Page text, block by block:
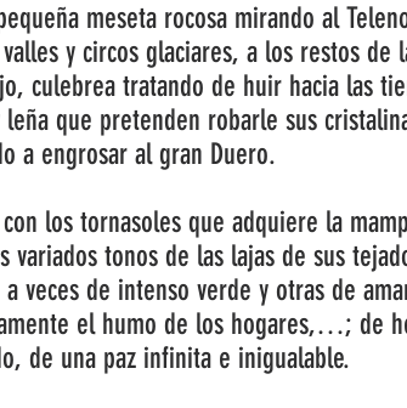
meseta rocosa mirando al
y circos glaciares, a los restos de
culebrea tratando de huir hacia las
que pretenden robarle sus
a engrosar al gran Duero.
los tornasoles que adquiere la
tonos de las lajas de sus
veces de intenso verde y otras de
el humo de los hogares,…; de
de una paz infinita e inigualable.